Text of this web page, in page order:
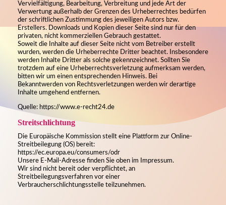
Vervielfältigung, Bearbeitung, Verbreitung und jede Art der
Verwertung außerhalb der Grenzen des Urheberrechtes bedürfen
der schriftlichen Zustimmung des jeweiligen Autors bzw.
Erstellers. Downloads und Kopien dieser Seite sind nur für den
privaten, nicht kommerziellen Gebrauch gestattet.
Soweit die Inhalte auf dieser Seite nicht vom Betreiber erstellt
wurden, werden die Urheberrechte Dritter beachtet. Insbesondere
werden Inhalte Dritter als solche gekennzeichnet. Sollten Sie
trotzdem auf eine Urheberrechtsverletzung aufmerksam werden,
bitten wir um einen entsprechenden Hinweis. Bei
Bekanntwerden von Rechtsverletzungen werden wir derartige
Inhalte umgehend entfernen.
Quelle: https://www.e-recht24.de
Streitschlichtung
Die Europäische Kommission stellt eine Plattform zur Online-
Streitbeilegung (OS) bereit:
https://ec.europa.eu/consumers/odr
Unsere E-Mail-Adresse finden Sie oben im Impressum.
Wir sind nicht bereit oder verpflichtet, an
Streitbeilegungsverfahren vor einer
Verbraucherschlichtungsstelle teilzunehmen.